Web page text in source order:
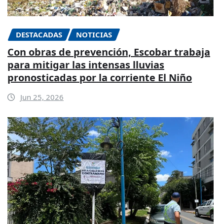
DESTACADAS NOTICIAS
Con obras de prevención, Escobar trabaja
para mitigar las intensas lluvias
pronosticadas por la corriente El Niño
Jun 25, 2026